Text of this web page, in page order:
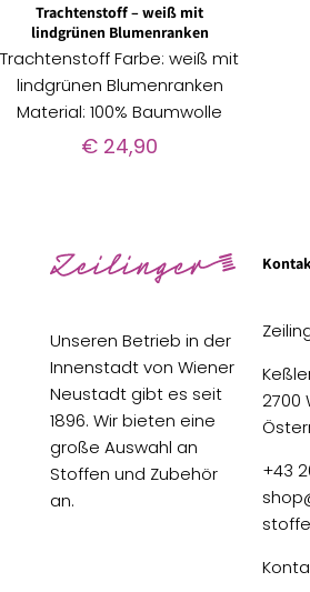
Trachtenstoff – weiß mit
lindgrünen Blumenranken
Trachtenstoff Farbe: weiß mit
lindgrünen Blumenranken
Material: 100% Baumwolle
€ 24,90
Unseren Betrieb in der
Innenstadt von Wiener
Neustadt gibt es seit
1896. Wir bieten eine
große Auswahl an
Stoffen und Zubehör
an.
2700
+43